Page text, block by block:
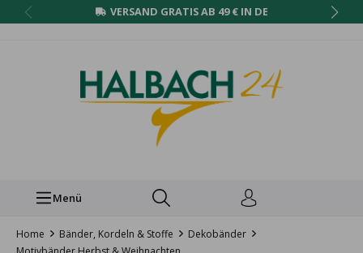
VERSAND GRATIS AB 49 € IN DE
Menü
Home Bänder, Kordeln & Stoffe
Dekobänder